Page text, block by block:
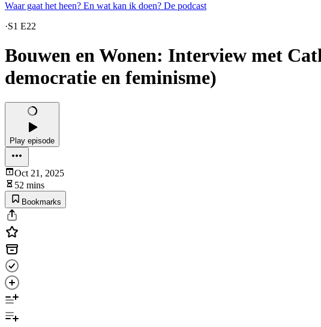
Waar gaat het heen? En wat kan ik doen? De podcast
·S1 E22
Bouwen en Wonen: Interview met
democratie en feminisme)
Play episode
Oct 21, 2025
52 mins
Bookmarks